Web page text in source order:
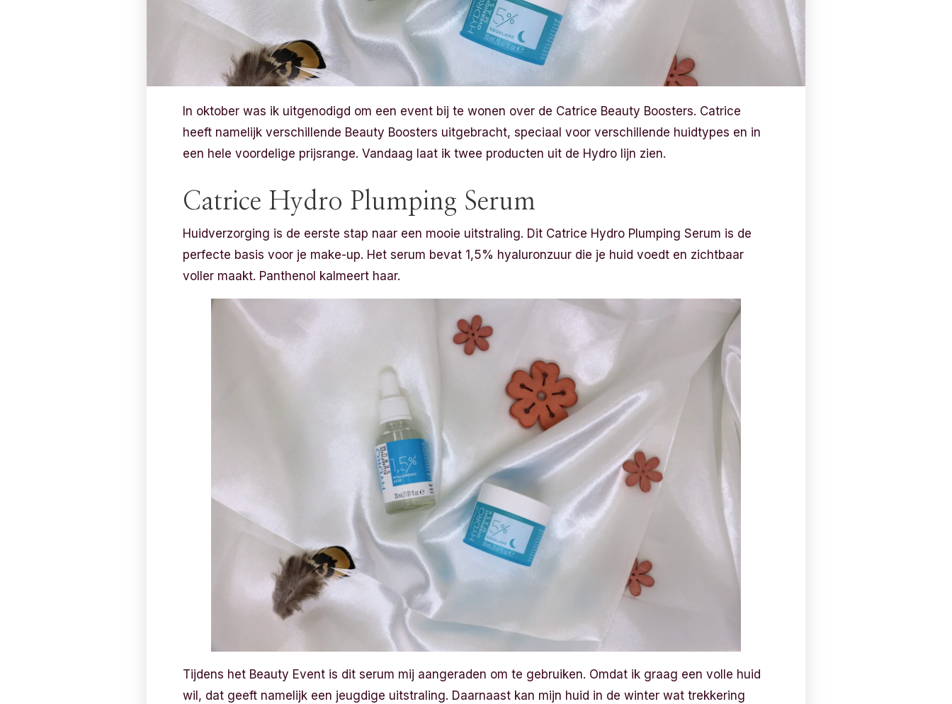
In oktober was ik uitgenodigd om een event bij te wonen over de Catrice Beauty Boosters. Catrice
heeft namelijk verschillende Beauty Boosters uitgebracht, speciaal voor verschillende huidtypes en in
een hele voordelige prijsrange. Vandaag laat ik twee producten uit de Hydro lijn zien.
Catrice Hydro Plumping Serum
Huidverzorging is de eerste stap naar een mooie uitstraling. Dit Catrice Hydro Plumping Serum is de
perfecte basis voor je make-up. Het serum bevat 1,5% hyaluronzuur die je huid voedt en zichtbaar
voller maakt. Panthenol kalmeert haar.
Tijdens het Beauty Event is dit serum mij aangeraden om te gebruiken. Omdat ik graag een volle huid
wil, dat geeft namelijk een jeugdige uitstraling. Daarnaast kan mijn huid in de winter wat trekkering